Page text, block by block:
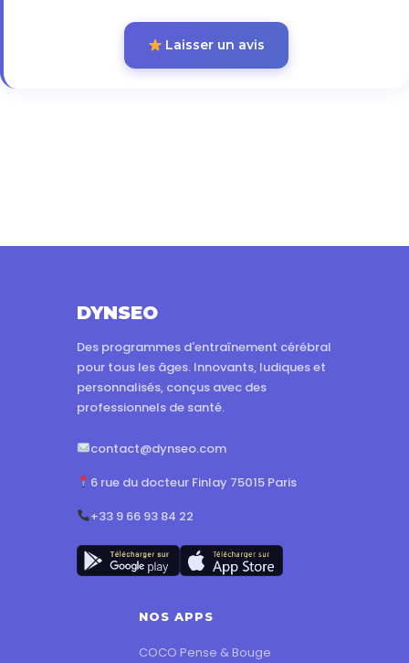
Laisser un avis
DYNSEO
Des programmes d'entraînement cérébral
pour tous les âges. Innovants, ludiques et
personnalisés, conçus avec des
professionnels de santé.
contact@dynseo.com
6 rue du docteur Finlay 75015 Paris
+33 9 66 93 84 22
NOS APPS
COCO Pense & Bouge